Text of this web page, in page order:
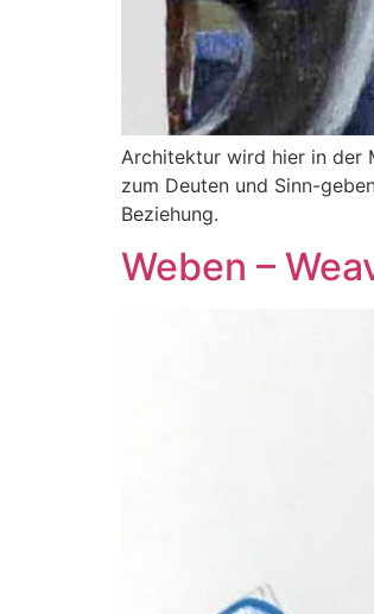
Architektur wird hier in der
zum Deuten und Sinn-
Beziehung.
Weben –